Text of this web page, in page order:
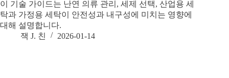
이 기술 가이드는 난연 의류 관리, 세제 선택, 산업용 세
탁과 가정용 세탁이 안전성과 내구성에 미치는 영향에
대해 설명합니다.
잭 J. 친
2026-01-14